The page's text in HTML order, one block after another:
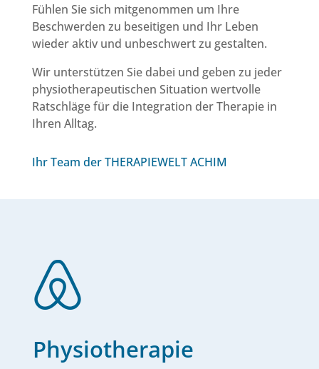
Fühlen Sie sich mitgenommen um Ihre
Beschwerden zu beseitigen und Ihr Leben
wieder aktiv und unbeschwert zu gestalten.
Wir unterstützen Sie dabei und geben zu jeder
physiotherapeutischen Situation wertvolle
Ratschläge für die Integration der Therapie in
Ihren Alltag.
Ihr Team der THERAPIEWELT ACHIM

Physiotherapie